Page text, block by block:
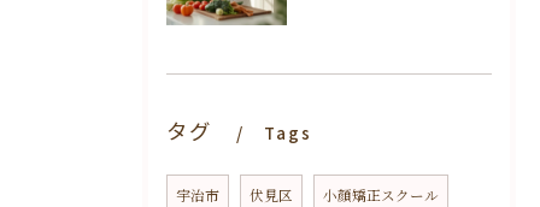
タグ Tags
宇治市 伏見区 小顔矯正スクール